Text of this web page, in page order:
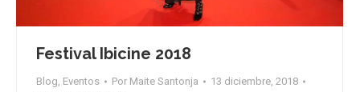
Festival Ibicine 2018
Blog, Eventos Por Maite Santonja
13 diciembre, 2018